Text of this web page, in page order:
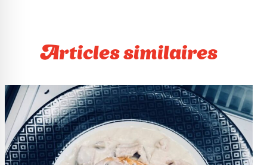
Articles similaires